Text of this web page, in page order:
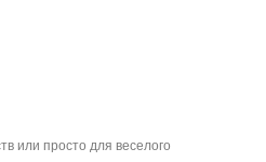
или просто для веселого